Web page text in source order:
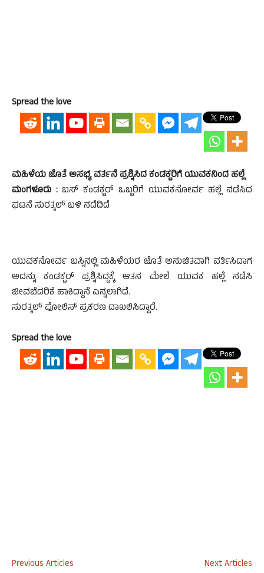
Spread the love
ಮಹಿಳೆಯ ಜೊತೆ ಅಸಭ್ಯ ವರ್ತನೆ ಪ್ರಶ್ನಿಸಿದ ಕಂಡಕ್ಟರಿಗೆ ಯುವಕನಿಂದ ಹಲ್ಲೆ
ಮಂಗಳೂರು :ಬಸ್ ಕಂಡಕ್ಟರ್ ಒಬ್ಬರಿಗೆ ಯುವಕನೋರ್ವ ಹಲ್ಲೆ ನಡೆಸಿದ
ಘಟನೆ ಸುರತ್ಕಲ್ ಬಳಿ ನಡೆದಿದೆ
ಯುವಕನೋರ್ವ ಬಸ್ಸಿನಲ್ಲಿ ಮಹಿಳೆಯರ ಜೊತೆ ಅನುಚಿತವಾಗಿ ವರ್ತಿಸಿದಾಗ
ಅದನ್ನು ಕಂಡಕ್ಟರ್ ಪ್ರಶ್ನಿಸಿದ್ದಕ್ಕೆ ಆತನ ಮೇಲೆ ಯುವಕ ಹಲ್ಲೆ ನಡೆಸಿ
ಜೀವಬೆದರಿಕೆ ಹಾಕಿದ್ದಾನೆ ಎನ್ನಲಾಗಿದೆ.
ಸುರತ್ಕಲ್ ಪೋಲಿಸ್ ಪ್ರಕರಣ ದಾಖಲಿಸಿದ್ದಾರೆ.
Spread the love
Previous Articles
Next Articles